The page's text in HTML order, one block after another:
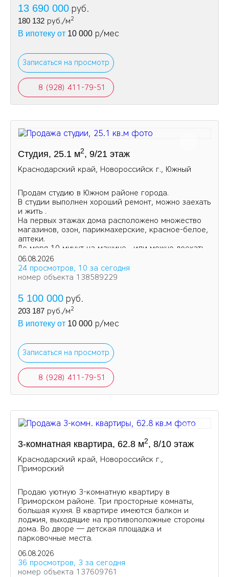
13 690 000 руб.
180 132 руб./м2
В ипотеку от 10 000 р/мес
Записаться на просмотр
8 (928) 411-79-51
Студия, 25.1 м2, 9/21 этаж
Краснодарский край, Новороссийск г., Южный
Продам студию в Южном районе города.
В студии выполнен хороший ремонт, можно заехать
и жить .
На первых этажах дома расположено множество
магазинов, озон, парикмахерские, красное-белое,
аптеки.
До моря 10 минут на машине , или можно доехать
на маршрутке.
06.08.2026
24 просмотров, 10 за сегодня
номер объекта 138589229
5 100 000 руб.
203 187 руб./м2
В ипотеку от 10 000 р/мес
Записаться на просмотр
8 (928) 411-79-51
3-комнатная квартира, 62.8 м2, 8/10 этаж
Краснодарский край, Новороссийск г.,
Приморский
Продаю уютную 3-комнатную квартиру в
Приморском районе. Три просторные комнаты,
большая кухня. В квартире имеются балкон и
лоджия, выходящие на противоположные стороны
дома. Во дворе — детская площадка и
парковочные места.
06.08.2026
36 просмотров, 3 за сегодня
номер объекта 137609761